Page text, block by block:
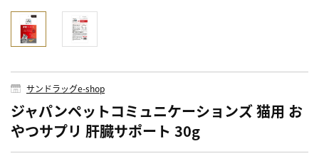
サンドラッグe-shop
ジャパンペットコミュニケーションズ 猫用 お
やつサプリ 肝臓サポート 30g